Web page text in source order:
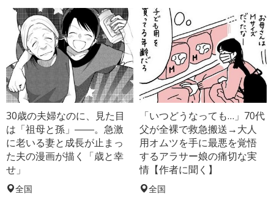
30歳の夫婦なのに、見た目
は「祖母と孫」――。急激
に老いる妻と成長が止まっ
た夫の漫画が描く「歳と幸
せ」
全国
「いつどうなっても…」70代
父が全裸で救急搬送→大人
用オムツを手に最悪を覚悟
するアラサー娘の痛切な実
情【作者に聞く】
全国